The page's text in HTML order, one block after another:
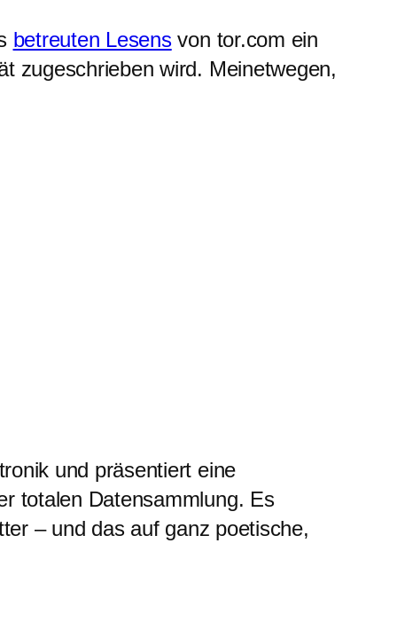
betreuten Lesensvon tor.com ein
zugeschrieben wird. Meinetwegen,
und präsentiert eine
totalen Datensammlung. Es
– und das auf ganz poetische,